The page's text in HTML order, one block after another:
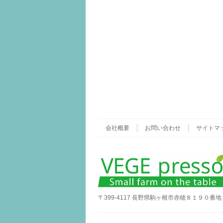
会社概要 お問い合わせ サイトマ
〒399-4117 長野県駒ヶ根市赤穂８１９０番地